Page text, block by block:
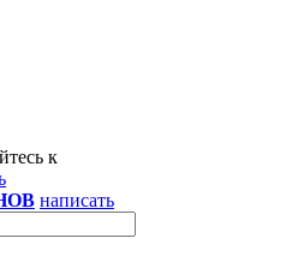
к
написать